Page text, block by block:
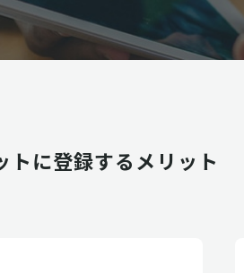
トに登録するメリット